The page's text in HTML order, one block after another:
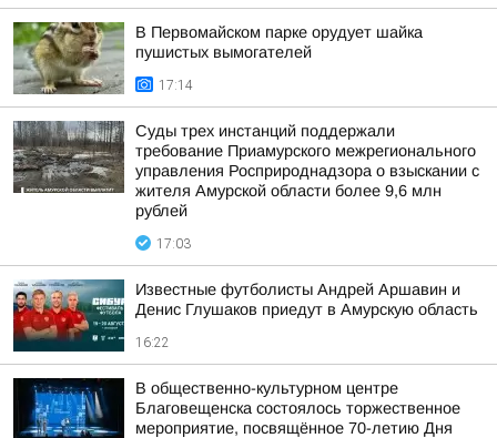
В Первомайском парке орудует шайка
пушистых вымогателей
17:14
Суды трех инстанций поддержали
требование Приамурского межрегионального
управления Росприроднадзора о взыскании с
жителя Амурской области более 9,6 млн
рублей
17:03
Известные футболисты Андрей Аршавин и
Денис Глушаков приедут в Амурскую область
16:22
В общественно-культурном центре
Благовещенска состоялось торжественное
мероприятие, посвящённое 70-летию Дня